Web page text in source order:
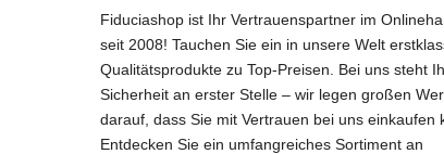
Fiduciashop ist Ihr Vertrauenspartner im
seit 2008! Tauchen Sie ein in unsere Welt
Qualitätsprodukte zu Top-Preisen. Bei uns steht
Sicherheit an erster Stelle – wir legen großen
darauf, dass Sie mit Vertrauen bei uns einkaufen
Entdecken Sie ein umfangreiches Sortiment an